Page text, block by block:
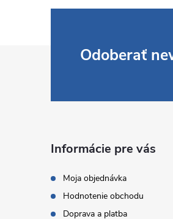
Odoberať
Informácie pre vás
Moja objednávka
Hodnotenie obchodu
Doprava a platba